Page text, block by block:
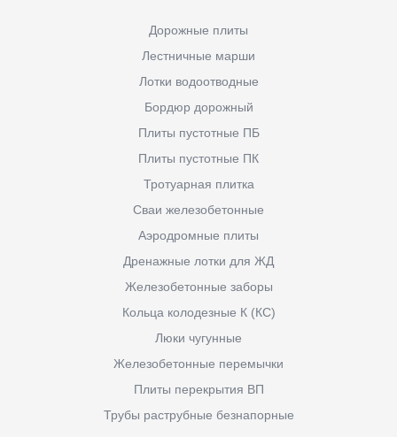
Дорожные плиты
Лестничные марши
Лотки водоотводные
Бордюр дорожный
Плиты пустотные ПБ
Плиты пустотные ПК
Тротуарная плитка
Сваи железобетонные
Аэродромные плиты
Дренажные лотки для ЖД
Железобетонные заборы
Кольца колодезные К (КС)
Люки чугунные
Железобетонные перемычки
Плиты перекрытия ВП
Трубы раструбные безнапорные